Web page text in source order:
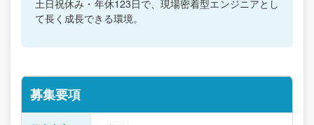
土日祝休み・年休123日で、現場密着型エンジニアとし
て長く成長できる環境。
募集要項